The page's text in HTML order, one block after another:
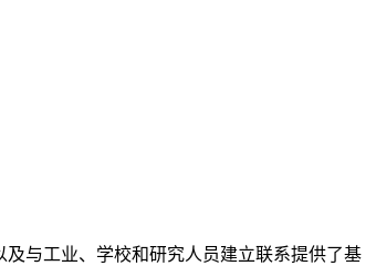
与工业、学校和研究人员建立联系提供了基